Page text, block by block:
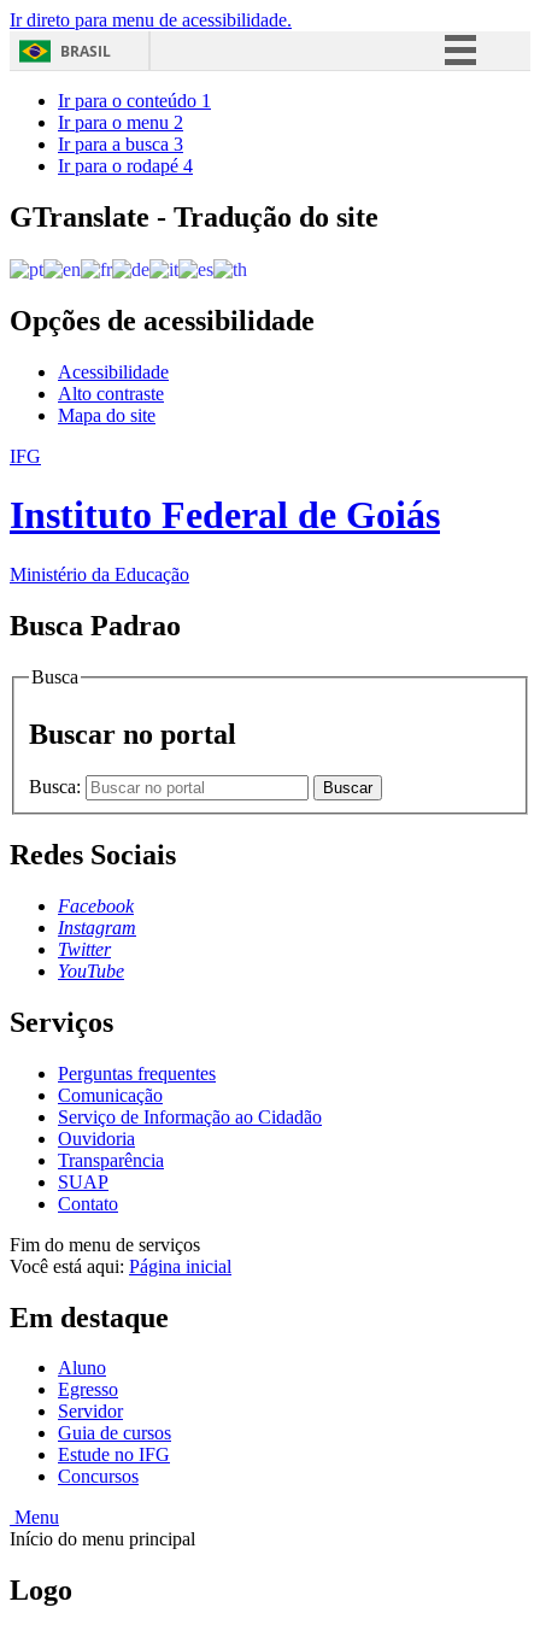
Ir direto para menu de acessibilidade.
BRASIL
Acesso à informação
Ir para o conteúdo 1
Ir para o menu 2
Ir para a busca 3
Ir para o rodapé 4
GTranslate - Tradução do site
Opções de acessibilidade
Acessibilidade
Alto contraste
Mapa do site
IFG
Instituto Federal de Goiás
Ministério da Educação
Busca Padrao
Busca
Buscar no portal
Busca: Buscar
Redes Sociais
Facebook
Instagram
Twitter
YouTube
Serviços
Perguntas frequentes
Comunicação
Serviço de Informação ao Cidadão
Ouvidoria
Transparência
SUAP
Contato
Fim do menu de serviços
Você está aqui: Página inicial
Em destaque
Aluno
Egresso
Servidor
Guia de cursos
Estude no IFG
Concursos
Menu
Início do menu principal
Logo